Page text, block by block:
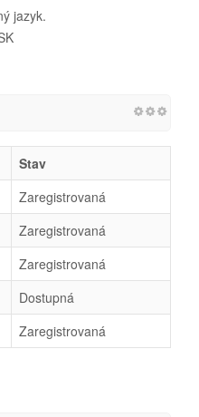
jazyk.
Stav
Zaregistrovaná
Zaregistrovaná
Zaregistrovaná
Dostupná
Zaregistrovaná